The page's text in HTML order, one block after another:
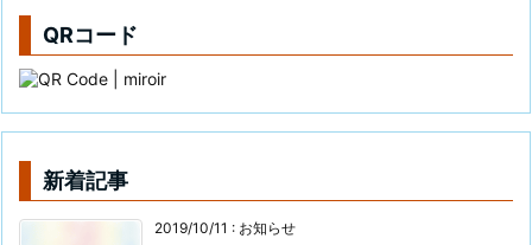
QRコード
新着記事
2019/10/11 : お知らせ